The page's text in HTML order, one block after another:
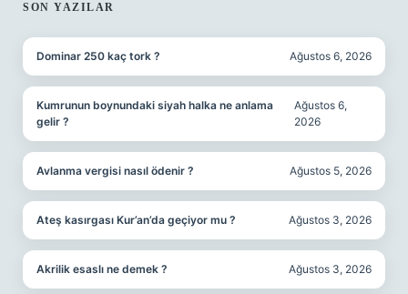
SON YAZILAR
Dominar 250 kaç tork ? Ağustos 6, 2026
Kumrunun boynundaki siyah halka ne anlama
gelir ?
Ağustos 6,
2026
Avlanma vergisi nasıl ödenir ? Ağustos 5, 2026
Ateş kasırgası Kur’an’da geçiyor mu ? Ağustos 3, 2026
Akrilik esaslı ne demek ? Ağustos 3, 2026